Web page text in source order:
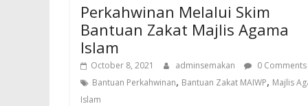
Perkahwinan Melalui Skim
Bantuan Zakat Majlis Agama
Islam
October 8, 2021 adminsemakan
0 Comments
Bantuan Perkahwinan, Bantuan Zakat MAIWP, Majlis
Islam